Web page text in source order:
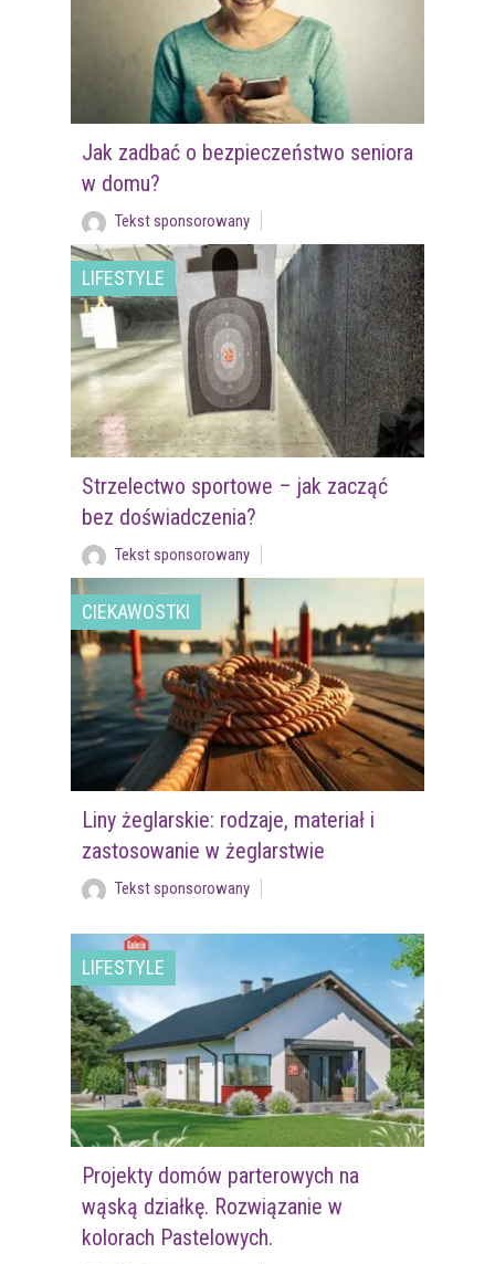
Jak zadbać o bezpieczeństwo seniora
w domu?
Tekst sponsorowany
LIFESTYLE
Strzelectwo sportowe – jak zacząć
bez doświadczenia?
Tekst sponsorowany
CIEKAWOSTKI
Liny żeglarskie: rodzaje, materiał i
zastosowanie w żeglarstwie
Tekst sponsorowany
LIFESTYLE
Projekty domów parterowych na
wąską działkę. Rozwiązanie w
kolorach Pastelowych.